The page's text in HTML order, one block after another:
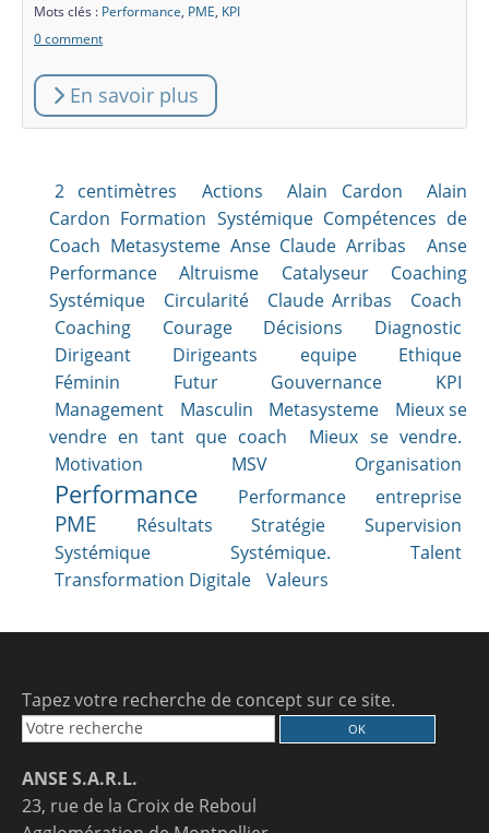
Mots clés : Performance, PME, KPI
0 comment
En savoir plus
2 centimètres Actions Alain Cardon
Alain
Cardon Formation Systémique Compétences de
Coach Metasysteme Anse Claude Arribas
Anse
Performance Altruisme Catalyseur Coaching
Systémique
Circularité Claude Arribas
Coach
Coaching
Courage Décisions
Diagnostic
Dirigeant
Dirigeants equipe
Ethique
Féminin
Futur Gouvernance
KPI
Management
Masculin Metasysteme
Mieux se
vendre en tant que coach
Mieux se vendre.
Motivation
MSV Organisation
Performance Performance entreprise
PME Résultats Stratégie
Supervision
Systémique
Systémique.
Talent
Transformation Digitale
Valeurs
Tapez votre recherche de concept sur ce site.
ANSE S.A.R.L.
23, rue de la Croix de Reboul